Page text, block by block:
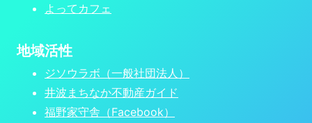
よってカフェ
地域活性
ジソウラボ（一般社団法人）
井波まちなか不動産ガイド
福野家守舎（Facebook）